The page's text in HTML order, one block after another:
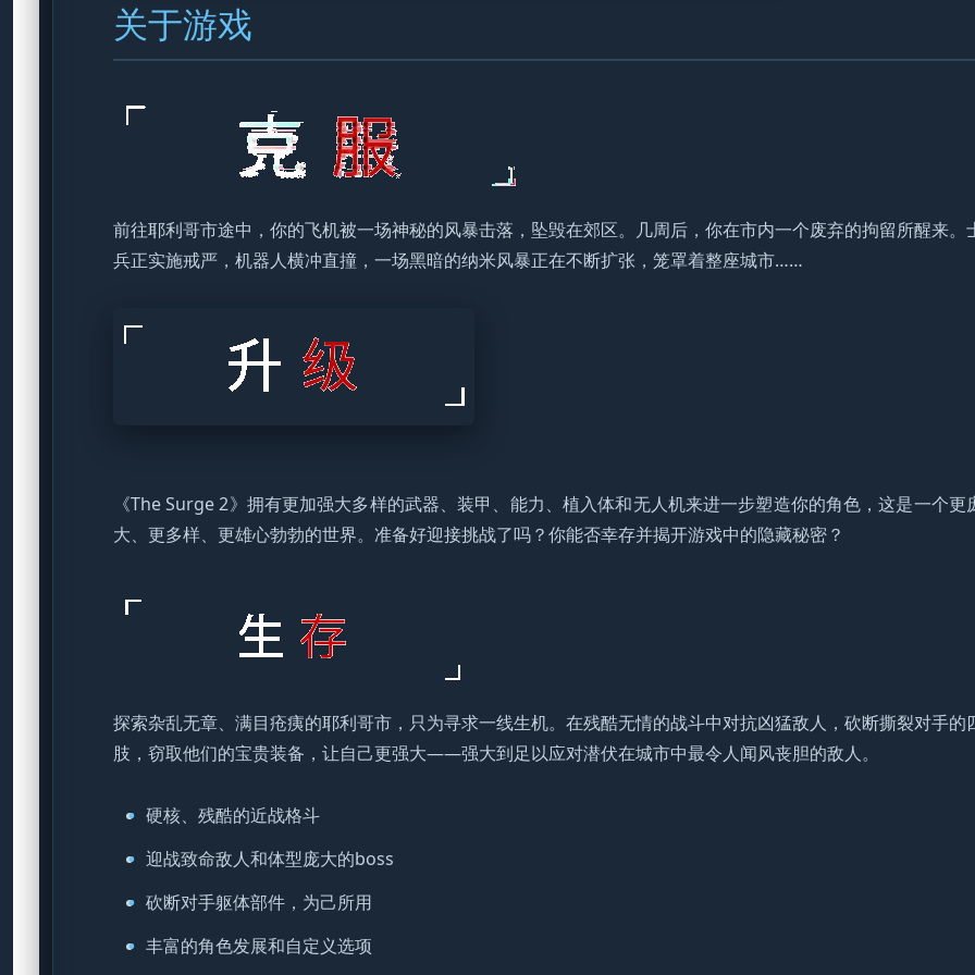
关于游戏
前往耶利哥市途中，你的飞机被一场神秘的风暴击落，坠毁在郊区。几周后，你在市内一个废弃的拘留所醒来。
兵正实施戒严，机器人横冲直撞，一场黑暗的纳米风暴正在不断扩张，笼罩着整座城市……
《The Surge 2》拥有更加强大多样的武器、装甲、能力、植入体和无人机来进一步塑造你的角色，这是一个更
大、更多样、更雄心勃勃的世界。准备好迎接挑战了吗？你能否幸存并揭开游戏中的隐藏秘密？
探索杂乱无章、满目疮痍的耶利哥市，只为寻求一线生机。在残酷无情的战斗中对抗凶猛敌人，砍断撕裂对手的
肢，窃取他们的宝贵装备，让自己更强大——强大到足以应对潜伏在城市中最令人闻风丧胆的敌人。
硬核、残酷的近战格斗
迎战致命敌人和体型庞大的boss
砍断对手躯体部件，为己所用
丰富的角色发展和自定义选项